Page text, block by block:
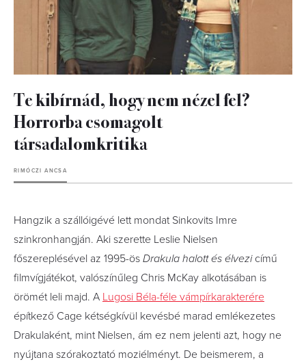
Te kibírnád, hogy nem nézel fel?
Horrorba csomagolt
társadalomkritika
RIMÓCZI ANCSA
Hangzik a szállóigévé lett mondat Sinkovits Imre
szinkronhangján. Aki szerette Leslie Nielsen
főszereplésével az 1995-ös Drakula halott és élvezicímű
filmvígjátékot, valószínűleg Chris McKay alkotásában is
örömét leli majd. A Lugosi Béla-féle vámpírkarakterére
építkező Cage kétségkívül kevésbé marad emlékezetes
Drakulaként, mint Nielsen, ám ez nem jelenti azt, hogy ne
nyújtana szórakoztató moziélményt. De beismerem, a